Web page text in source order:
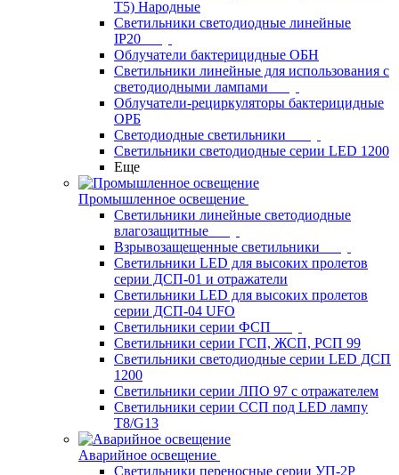
Т5) Народные
Светильники светодиодные линейные
IP20
Облучатели бактерицидные ОБН
Светильники линейные для использования с
светодиодными лампами
Облучатели-рециркуляторы бактерицидные
ОРБ
Светодиодные светильники
Светильники светодиодные серии LED 1200
Еще
Промышленное освещение
Светильники линейные светодиодные
влагозащитные
Взрывозащещенные светильники
Светильники LED для высоких пролетов
серии ДСП-01 и отражатели
Светильники LED для высоких пролетов
серии ДСП-04 UFO
Светильники серии ФСП
Светильники серии ГСП, ЖСП, РСП 99
Светильники светодиодные серии LED ДСП
1200
Светильники серии ЛПО 97 с отражателем
Светильники серии ССП под LED лампу
T8/G13
Аварийное освещение
Светильники переносные серии УП-2Р